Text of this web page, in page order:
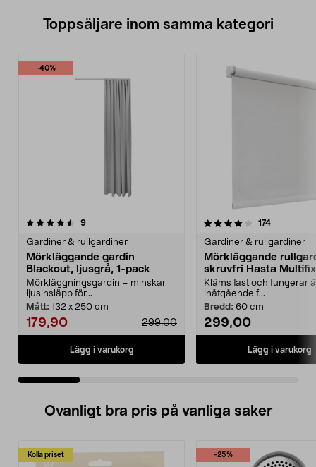
Toppsäljare inom samma kategori
-40%
9recensioner
Gardiner & rullgardiner
Mörkläggande gardin
Blackout, ljusgrå, 1-pack
Mörkläggningsgardin – minskar
ljusinsläpp för...
Mått: 132 x 250 cm
179,90 299,00
Lägg i varukorg
4.0 av 5 stjärnor 174
Gardiner & rullgardiner
Mörkläggande
skruvfri Hasta
Kläms fast och fungerar
inåtgående f...
Bredd: 60 cm
299,00
Lägg i varukorg
3.5 av 5 stjärnor
Ovanligt bra pris på vanliga saker
Kolla priset -25%